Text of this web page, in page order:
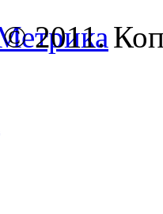
© 2011.